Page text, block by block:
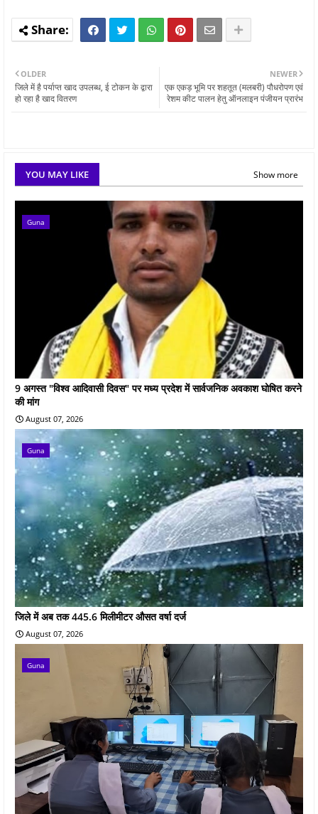
NEWER
एक एकड़ भूमि पर शहतूत (मलबरी) पौधरोपण एवं
रेशम कीट पालन हेतु ऑनलाइन पंजीयन प्रारंभ
OLDER
जिले में है पर्याप्‍त खाद उपलब्‍ध, ई टोकन के द्वारा
हो रहा है खाद वितरण
YOU MAY LIKE Show more
Guna
9 अगस्त "विश्व आदिवासी दिवस" पर मध्य प्रदेश में सार्वजनिक अवकाश घोषित करने
की मांग
August 07, 2026
Guna
जिले में अब तक 445.6 मिलीमीटर औसत वर्षा दर्ज
August 07, 2026
Guna